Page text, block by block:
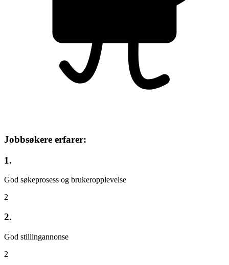
Jobbsøkere erfarer:
1.
God søkeprosess og brukeropplevelse
2
2.
God stillingannonse
2